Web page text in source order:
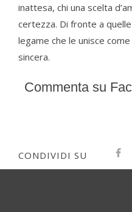
inattesa, chi una scelta
certezza. Di fronte a
legame che le unisce
sincera.
Commenta su
CONDIVIDI SU